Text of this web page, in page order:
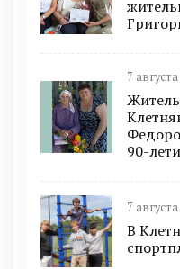
7
90-
7
В